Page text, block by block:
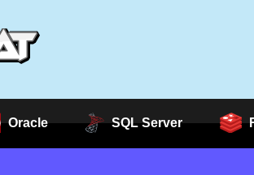
Oracle SQL Server